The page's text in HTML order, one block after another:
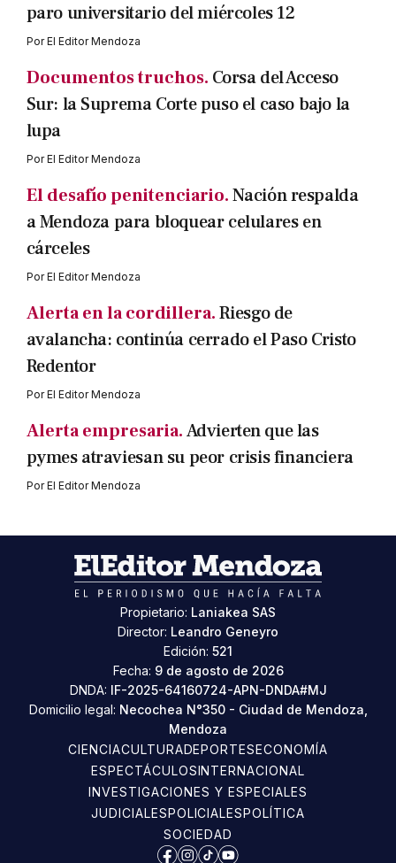
paro universitario del miércoles 12
PorEl Editor Mendoza
Documentos truchos. Corsa del Acceso
Sur: la Suprema Corte puso el caso bajo la
lupa
PorEl Editor Mendoza
El desafío penitenciario.Nación respalda
a Mendoza para bloquear celulares en
cárceles
PorEl Editor Mendoza
Alerta en la cordillera.Riesgo de
avalancha: continúa cerrado el Paso Cristo
Redentor
PorEl Editor Mendoza
Alerta empresaria.Advierten que las
pymes atraviesan su peor crisis financiera
PorEl Editor Mendoza
Propietario: Laniakea SAS
Director: Leandro Geneyro
Edición: 521
Fecha: 9 de agosto de 2026
DNDA: IF-2025-64160724-APN-DNDA#MJ
Domicilio legal: Necochea N°350 - Ciudad de Mendoza,
Mendoza
CIENCIACULTURADEPORTESECONOMÍA
ESPECTÁCULOSINTERNACIONAL
INVESTIGACIONES Y ESPECIALES
JUDICIALESPOLICIALESPOLÍTICA
SOCIEDAD